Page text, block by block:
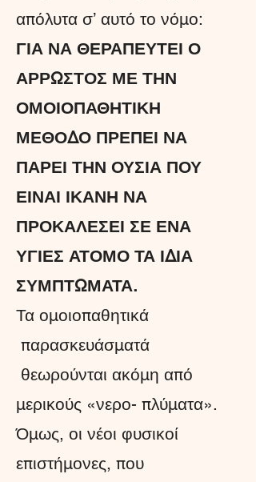
απόλυτα σ’ αυτό το νόμο:
ΓΙΑ ΝΑ ΘΕΡΑΠΕΥΤΕΙ Ο
ΑΡΡΩΣΤΟΣ ΜΕ ΤΗΝ
ΟΜΟΙΟΠΑΘΗΤΙΚΗ
ΜΕΘΟΔΟ ΠΡΕΠΕΙ ΝΑ
ΠΑΡΕΙ ΤΗΝ ΟΥΣΙΑ ΠΟΥ
ΕΙΝΑΙ ΙΚΑΝΗ ΝΑ
ΠΡΟΚΑΛΕΣΕΙ ΣΕ ΕΝΑ
ΥΓΙΕΣ ΑΤΟΜΟ ΤΑ ΙΔΙΑ
ΣΥΜΠΤΩΜΑΤΑ.
Τα ομοιοπαθητικά
παρασκευάσματά
θεωρούνται ακόμη από
μερικούς «νερο- πλύματα».
Όμως, οι νέοι φυσικοί
επιστήμονες, που